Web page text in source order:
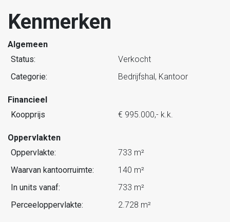
Kenmerken
Algemeen
Status:
Verkocht
Categorie:
Bedrijfshal, Kantoor
Financieel
Koopprijs
€ 995.000,- k.k.
Oppervlakten
Oppervlakte:
733 m²
Waarvan kantoorruimte:
140 m²
In units vanaf:
733 m²
Perceeloppervlakte:
2.728 m²